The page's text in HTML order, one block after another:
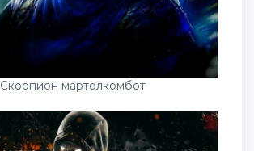
Скорпион мартолкомбот